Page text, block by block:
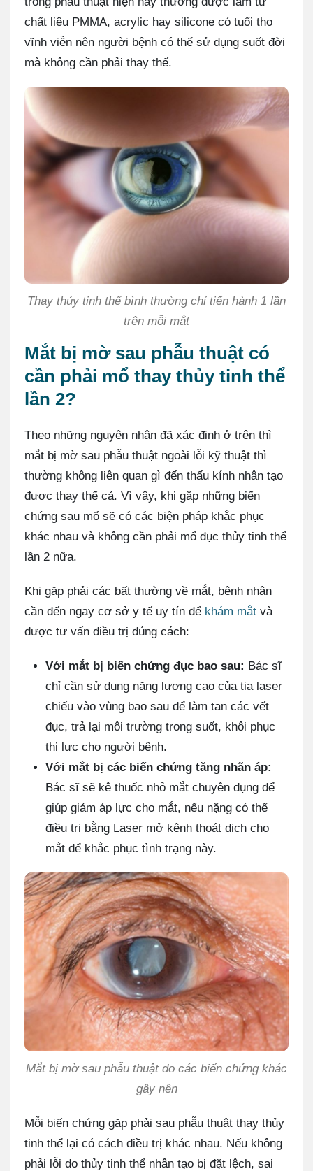
chất liệu PMMA, acrylic hay silicone có tuổi thọ
vĩnh viễn nên người bệnh có thể sử dụng suốt đời
mà không cần phải thay thế.
Thay thủy tinh thể bình thường chỉ tiến hành 1 lần
trên mỗi mắt
Mắt bị mờ sau phẫu thuật có
cần phải mổ thay thủy tinh thể
lần 2?
Theo những nguyên nhân đã xác định ở trên thì
mắt bị mờ sau phẫu thuật ngoài lỗi kỹ thuật thì
thường không liên quan gì đến thấu kính nhân tạo
được thay thế cả. Vì vậy, khi gặp những biến
chứng sau mổ sẽ có các biện pháp khắc phục
khác nhau và không cần phải mổ đục thủy tinh thể
lần 2 nữa.
Khi gặp phải các bất thường về mắt, bệnh nhân
cần đến ngay cơ sở y tế uy tín để khám mắt và
được tư vấn điều trị đúng cách:
Với mắt bị biến chứng đục bao sau: Bác sĩ
chỉ cần sử dụng năng lượng cao của tia laser
chiếu vào vùng bao sau để làm tan các vết
đục, trả lại môi trường trong suốt, khôi phục
thị lực cho người bệnh.
Với mắt bị các biến chứng tăng nhãn áp:
Bác sĩ sẽ kê thuốc nhỏ mắt chuyên dụng để
giúp giảm áp lực cho mắt, nếu nặng có thể
điều trị bằng Laser mở kênh thoát dịch cho
mắt để khắc phục tình trạng này.
Mắt bị mờ sau phẫu thuật do các biến chứng khác
gây nên
Mỗi biến chứng gặp phải sau phẫu thuật thay thủy
tinh thể lại có cách điều trị khác nhau. Nếu không
phải lỗi do thủy tinh thể nhân tạo bị đặt lệch, sai